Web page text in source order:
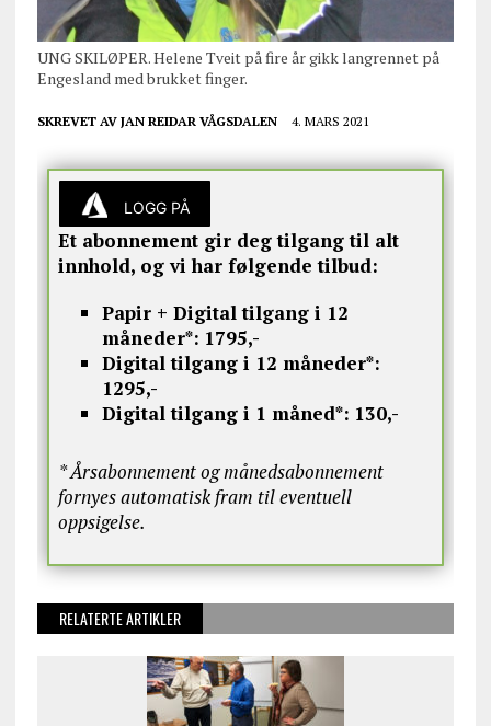
UNG SKILØPER. Helene Tveit på fire år gikk langrennet på
Engesland med brukket finger.
SKREVET AV JAN REIDAR VÅGSDALEN 4. MARS 2021
LOGG PÅ
Et abonnement gir deg tilgang til alt
innhold, og vi har følgende tilbud:
Papir + Digital tilgang i 12
måneder*: 1795,-
Digital tilgang i 12 måneder*:
1295,-
Digital tilgang i 1 måned*: 130,-
* Årsabonnement og månedsabonnement
fornyes automatisk fram til eventuell
oppsigelse.
RELATERTE ARTIKLER